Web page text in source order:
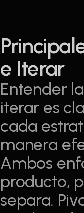
e Iterar
Entender
iterar es
cada
manera
Ambos
producto,
separa.